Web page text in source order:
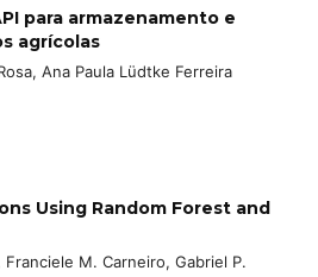
para armazenamento e
agrícolas
Ana Paula Lüdtke Ferreira
Using Random Forest and
M. Carneiro, Gabriel P.